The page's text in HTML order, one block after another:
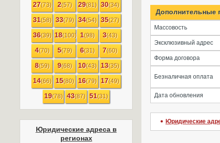
27(73) 2(57) 29(81) 30(34)
31(58) 33(79) 34(54) 35(27)
36(39) 18(100) 1(98) 3(43)
4(70) 5(79) 6(31) 7(60)
8(59) 9(68) 10(43) 13(35)
14(66) 15(80) 16(79) 17(49)
19(78) 43(87) 51(31)
Юридические адреса в
регионах
Дополнительные
Массовость
Эксклюзивный адрес
Форма договора
Безналичная оплата
Дата обновления
Юридические